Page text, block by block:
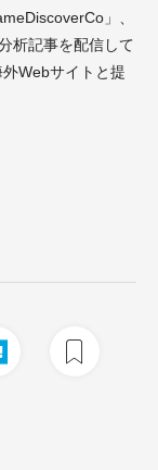
」、
析記事を配信して
Webサイトと提